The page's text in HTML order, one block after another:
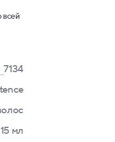
всей
7134
мл